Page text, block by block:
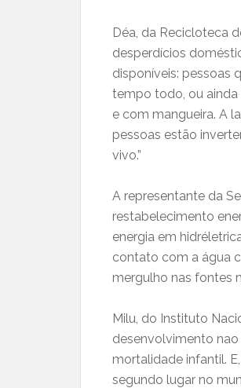
Déa, da Recicloteca
desperdícios
disponíveis: pessoas
tempo todo, ou ainda
e com mangueira. A
pessoas estão
vivo.”
A representante da
restabelecimento
energia em
contato com a água
mergulho nas fontes
Milu, do Instituto
desenvolvimento
mortalidade infantil.
segundo lugar no